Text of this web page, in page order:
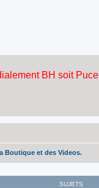
Boutique et des Videos.
SUJETS